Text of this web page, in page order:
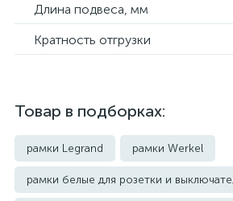
Длина подвеса, мм
Кратность отгрузки
Товар в подборках:
рамки Legrand рамки Werkel
рамки белые для розетки и